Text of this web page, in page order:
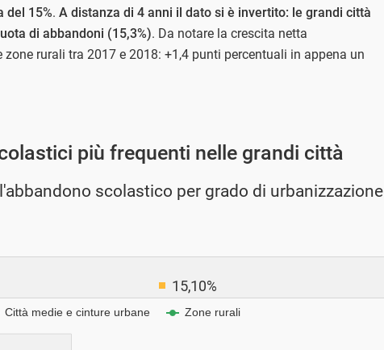
del 15%. A distanza di 4 anni il dato si è invertito: le grandi città
di abbandoni (15,3%). Da notare la crescita netta
zone rurali tra 2017 e 2018: +1,4 punti percentuali in appena un
più frequenti nelle grandi città
scolastico per grado di urbanizzazione